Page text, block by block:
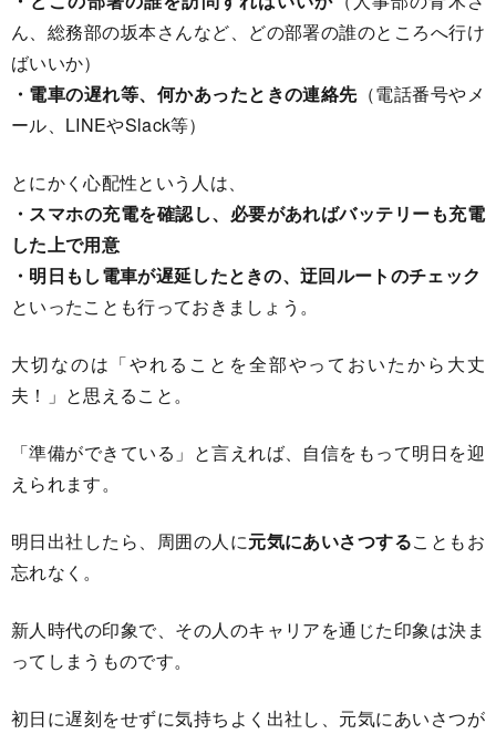
ん、総務部の坂本さんなど、どの部署の誰のところへ行け
ばいいか）
・電車の遅れ等、何かあったときの連絡先（電話番号やメ
ール、LINEやSlack等）
とにかく心配性という人は、
・スマホの充電を確認し、必要があればバッテリーも充電
した上で用意
・明日もし電車が遅延したときの、迂回ルートのチェック
といったことも行っておきましょう。
大切なのは「やれることを全部やっておいたから大丈
夫！」と思えること。
「準備ができている」と言えれば、自信をもって明日を迎
えられます。
明日出社したら、周囲の人に元気にあいさつすることもお
忘れなく。
新人時代の印象で、その人のキャリアを通じた印象は決ま
ってしまうものです。
初日に遅刻をせずに気持ちよく出社し、元気にあいさつが